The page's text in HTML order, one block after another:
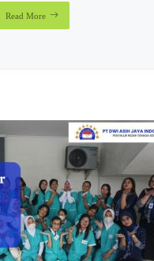
Read More